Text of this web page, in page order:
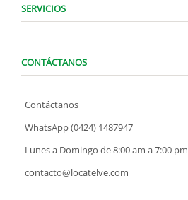
SERVICIOS
CONTÁCTANOS
Contáctanos
WhatsApp (0424) 1487947
Lunes a Domingo de 8:00 am a 7:00 pm
contacto@locatelve.com